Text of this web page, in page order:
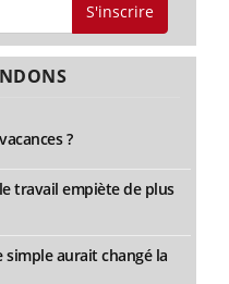
S'inscrire
?
travail empiète de plus
aurait changé la